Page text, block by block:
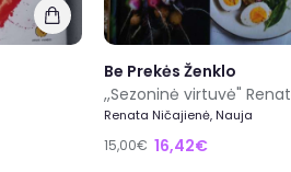
Be Prekės Ženklo
,,Sezoninė virtuvė"
Renata Ničajienė, Nauja
15,00€ 16,42€